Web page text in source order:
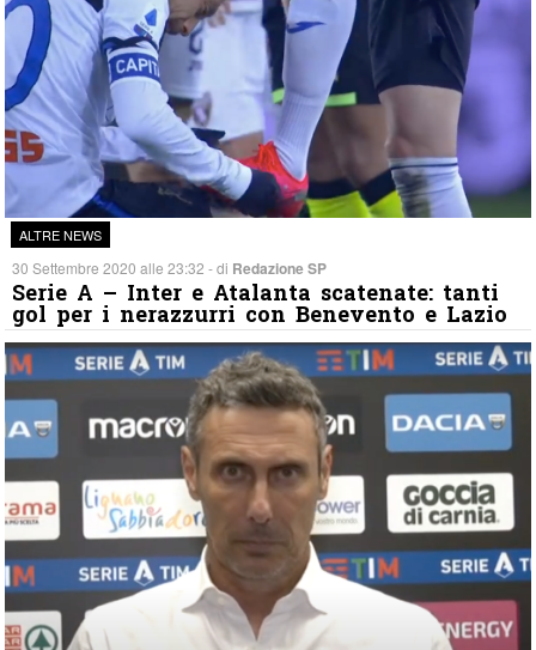
ALTRE NEWS
30 Settembre 2020 alle 23:32 - di Redazione SP
Serie A – Inter e Atalanta scatenate: tanti
gol per i nerazzurri con Benevento e Lazio